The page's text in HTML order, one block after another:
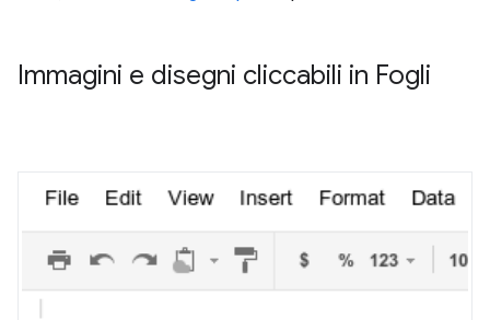
Immagini e disegni cliccabili in Fogli